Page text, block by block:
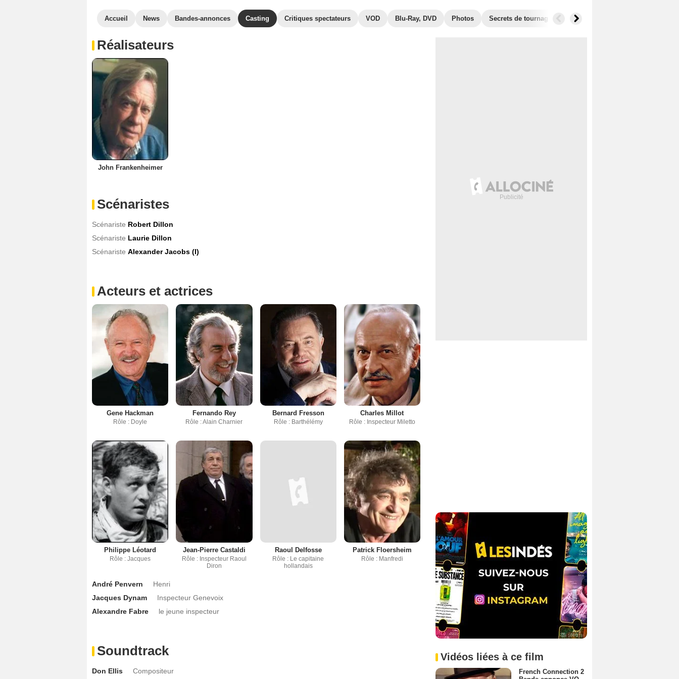
Accueil News Bandes-annonces Casting Critiques spectateurs VOD Blu-Ray, DVD Photos Secrets de tournage Récompenses
Réalisateurs
John Frankenheimer
Scénaristes
Scénariste Robert Dillon
Scénariste Laurie Dillon
Scénariste Alexander Jacobs (I)
Acteurs et actrices
Gene Hackman
Rôle : Doyle
Fernando Rey
Rôle : Alain Charnier
Bernard Fresson
Rôle : Barthélémy
Charles Millot
Rôle : Inspecteur Miletto
Philippe Léotard
Rôle : Jacques
Jean-Pierre Castaldi
Rôle : Inspecteur Raoul
Diron
Raoul Delfosse
Rôle : Le capitaine
hollandais
Patrick Floersheim
Rôle : Manfredi
André Penvern
Henri
Jacques Dynam
Inspecteur Genevoix
Alexandre Fabre
le jeune inspecteur
Soundtrack
Don Ellis Compositeur
Vidéos liées à ce film
French Connection 2